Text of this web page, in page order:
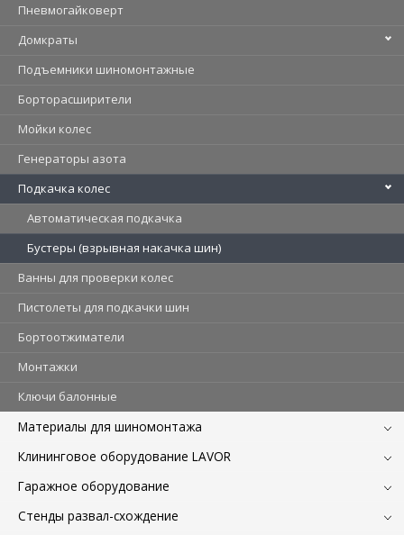
Пневмогайковерт
Домкраты
Подъемники шиномонтажные
Борторасширители
Мойки колес
Генераторы азота
Подкачка колес
Автоматическая подкачка
Бустеры (взрывная накачка шин)
Ванны для проверки колес
Пистолеты для подкачки шин
Бортоотжиматели
Монтажки
Ключи балонные
Материалы для шиномонтажа
Клининговое оборудование LAVOR
Гаражное оборудование
Стенды развал-схождение